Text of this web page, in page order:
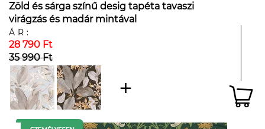
Zöld és sárga színű desig tapéta tavaszi
virágzás és madár mintával
ÁR:
28 790 Ft
35 990 Ft